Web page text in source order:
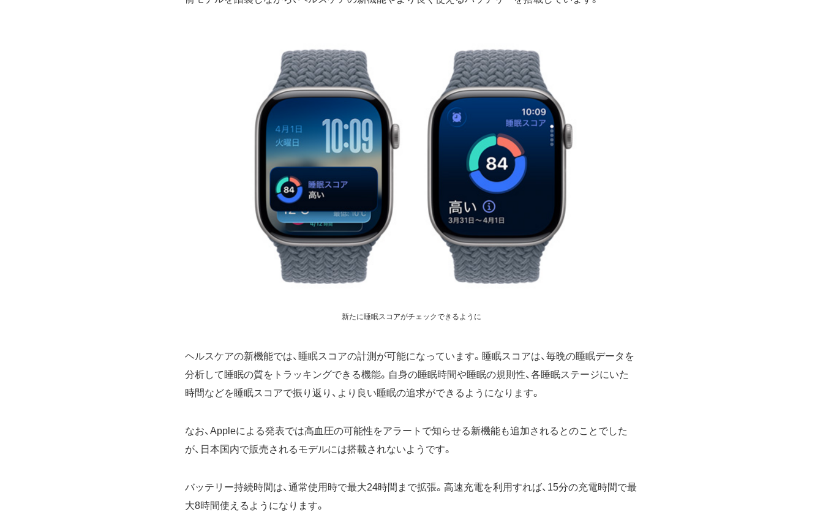
新たに睡眠スコアがチェックできるように
ヘルスケアの新機能では、睡眠スコアの計測が可能になっています。睡眠スコアは、毎晩の睡眠データを
分析して睡眠の質をトラッキングできる機能。自身の睡眠時間や睡眠の規則性、各睡眠ステージにいた
時間などを睡眠スコアで振り返り、より良い睡眠の追求ができるようになります。
なお、Appleによる発表では高血圧の可能性をアラートで知らせる新機能も追加されるとのことでした
が、日本国内で販売されるモデルには搭載されないようです。
バッテリー持続時間は、通常使用時で最大24時間まで拡張。高速充電を利用すれば、15分の充電時間で最
大8時間使えるようになります。